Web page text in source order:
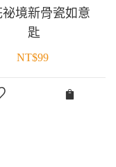
境新骨瓷如意
匙
NT$99